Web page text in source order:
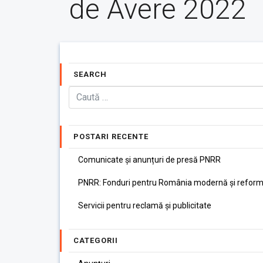
de Avere 2022
SEARCH
POSTARI RECENTE
Comunicate și anunțuri de presă PNRR
PNRR: Fonduri pentru România modernă și
Servicii pentru reclamă și publicitate
CATEGORII